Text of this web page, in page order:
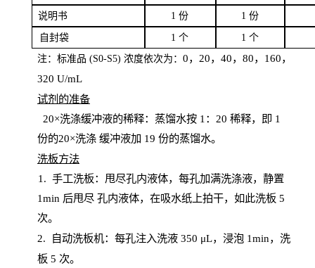
说明书 1 份 1 份
自封袋 1 个 1 个
注：标准品 (S0-S5) 浓度依次为： 0，20，40，80，160，
320 U/mL
试剂的准备
20×洗涤缓冲液的稀释：蒸馏水按 1：20 稀释，即 1
份的20×洗涤 缓冲液加 19 份的蒸馏水。
洗板方法
1. 手工洗板：甩尽孔内液体，每孔加满洗涤液，静置
1min 后甩尽 孔内液体，在吸水纸上拍干，如此洗板 5
次。
2.
自动洗板机：每孔注入洗液 350 μL，浸泡 1min，洗
板 5 次。